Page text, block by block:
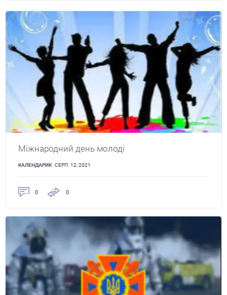
Міжнародний день молоді
КАЛЕНДАРИК СЕРП. 12, 2021
0 0